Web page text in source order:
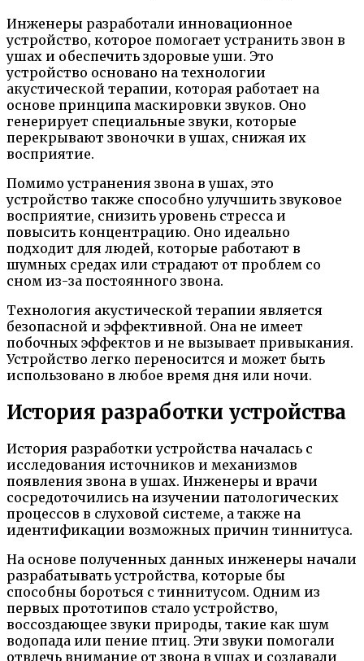
Инженеры разработали инновационное
устройство, которое помогает устранить звон в
ушах и обеспечить здоровые уши. Это
устройство основано на технологии
акустической терапии, которая работает на
основе принципа маскировки звуков. Оно
генерирует специальные звуки, которые
перекрывают звоночки в ушах, снижая их
восприятие.
Помимо устранения звона в ушах, это
устройство также способно улучшить звуковое
восприятие, снизить уровень стресса и
повысить концентрацию. Оно идеально
подходит для людей, которые работают в
шумных средах или страдают от проблем со
сном из-за постоянного звона.
Технология акустической терапии является
безопасной и эффективной. Она не имеет
побочных эффектов и не вызывает привыкания.
Устройство легко переносится и может быть
использовано в любое время дня или ночи.
История разработки устройства
История разработки устройства началась с
исследования источников и механизмов
появления звона в ушах. Инженеры и врачи
сосредоточились на изучении патологических
процессов в слуховой системе, а также на
идентификации возможных причин тиннитуса.
На основе полученных данных инженеры начали
разрабатывать устройства, которые бы
способны бороться с тиннитусом. Одним из
первых прототипов стало устройство,
воссоздающее звуки природы, такие как шум
водопада или пение птиц. Эти звуки помогали
отвлечь внимание от звона в ушах и создавали